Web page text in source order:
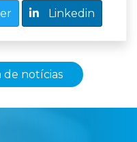
Linkedin
de notícias